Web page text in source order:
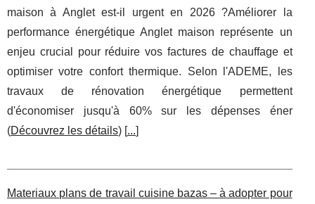
maison à Anglet est-il urgent en 2026 ?Améliorer la
performance énergétique Anglet maison représente un
enjeu crucial pour réduire vos factures de chauffage et
optimiser votre confort thermique. Selon l'ADEME, les
travaux de rénovation énergétique permettent
d'économiser jusqu'à 60% sur les dépenses éner
(Découvrez les détails) [...]
Materiaux plans de travail cuisine bazas – à adopter pour